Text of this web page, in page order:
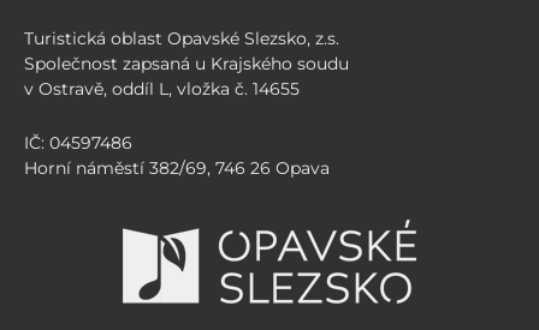
Turistická oblast Opavské Slezsko, z.s.
Společnost zapsaná u Krajského soudu
v Ostravě, oddíl L, vložka č. 14655
IČ: 04597486
Horní náměstí 382/69, 746 26 Opava